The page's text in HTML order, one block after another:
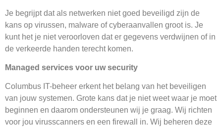
Je begrijpt dat als netwerken niet goed beveiligd zijn de
kans op virussen, malware of cyberaanvallen groot is. Je
kunt het je niet veroorloven dat er gegevens verdwijnen of in
de verkeerde handen terecht komen.
Managed services voor uw security
Columbus IT-beheer erkent het belang van het beveiligen
van jouw systemen. Grote kans dat je niet weet waar je moet
beginnen en daarom ondersteunen wij je graag. Wij richten
voor jou virusscanners en een firewall in. Wij beheren deze